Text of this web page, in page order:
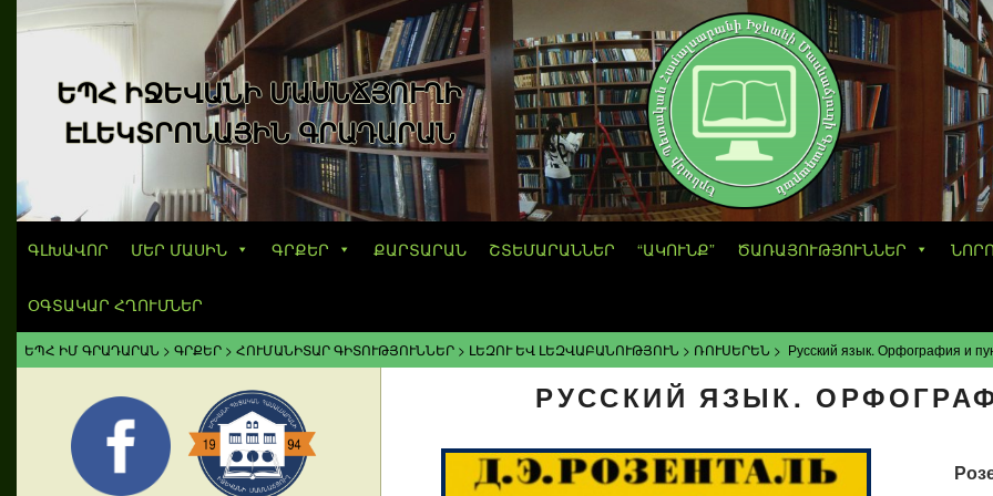
ԵՊՀ ԻՋԵՎԱՆԻ ՄԱՍՆՃՅՈՒՂԻ
ԷԼԵԿՏՐՈՆԱՅԻՆ ԳՐԱԴԱՐԱՆ
ԳԼԽԱՎՈՐ ՄԵՐ ՄԱՍԻՆ ԳՐՔԵՐ ՔԱՐՏԱՐԱՆ ՇՏԵՄԱՐԱՆՆԵՐ “ԱԿՈՒՆՔ” ԾԱՌԱՅՈՒԹՅՈՒՆՆԵՐ
ՕԳՏԱԿԱՐ ՀՂՈՒՄՆԵՐ
ԵՊՀ ԻՄ ԳՐԱԴԱՐԱՆ > ԳՐՔԵՐ > ՀՈՒՄԱՆԻՏԱՐ ԳԻՏՈՒԹՅՈՒՆՆԵՐ > ԼԵԶՈՒ ԵՎ ԼԵԶՎԱԲԱՆՈՒԹՅՈՒՆ > ՌՈՒՍԵՐԵՆ > Русский язык. Орфография и
РУССКИЙ ЯЗЫК.